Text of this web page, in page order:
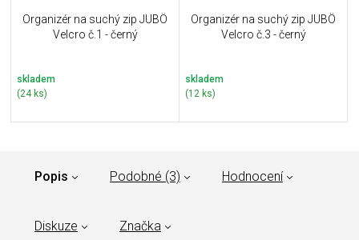
Organizér na suchý zip JUBÖ
Velcro č.1 - černý
skladem
(24 ks)
Organizér na suchý zip JUBÖ
Velcro č.3 - černý
skladem
(12 ks)
Popis Podobné (3) Hodnocení
Diskuze Značka